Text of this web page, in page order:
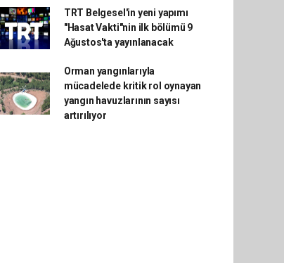
TRT Belgesel'in yeni yapımı
"Hasat Vakti"nin ilk bölümü 9
Ağustos'ta yayınlanacak
Orman yangınlarıyla
mücadelede kritik rol oynayan
yangın havuzlarının sayısı
artırılıyor